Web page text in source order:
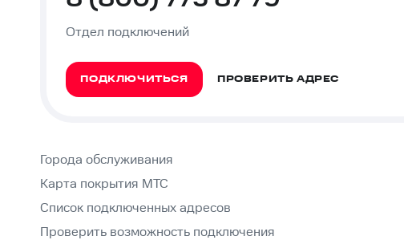
Отдел подключений
ПОДКЛЮЧИТЬСЯ ПРОВЕРИТЬ АДРЕС
Города обслуживания
Карта покрытия МТС
Список подключенных адресов
Проверить возможность подключения